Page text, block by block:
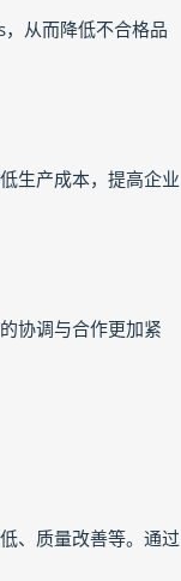
从而降低不合格品
生产成本，提高企业
协调与合作更加紧
、质量改善等。通过